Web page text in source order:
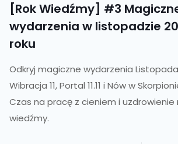
[Rok Wiedźmy] #3
wydarzenia w listopadzie
roku
Odkryj magiczne wydarzenia
Wibracja 11, Portal 11.11 i Nów w
Czas na pracę z cieniem i uzdrowienie
wiedźmy.